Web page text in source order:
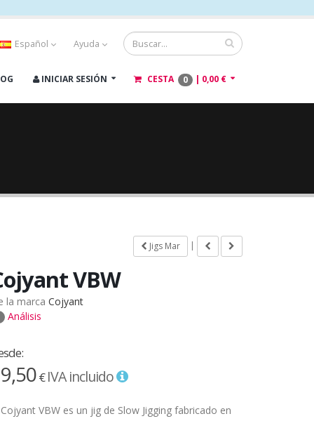
Español Ayuda
INICIAR SESIÓN CESTA 0 | 0,00 €
Jigs Mar |
VBW
la marca Cojyant
Análisis
€IVA incluido
VBW es un jig de Slow Jigging fabricado en